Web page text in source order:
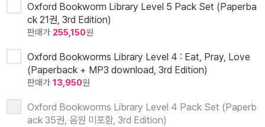
Oxford Bookworm Library Level 5 Pack Set (Paperba
ck 21권, 3rd Edition)
판매가 255,150원
Oxford Bookworms Library Level 4 : Eat, Pray, Love
(Paperback + MP3 download, 3rd Edition)
판매가 13,950원
Oxford Bookworms Library Level 4 Pack Set (Paperb
ack 35권, 음원 미포함, 3rd Edition)